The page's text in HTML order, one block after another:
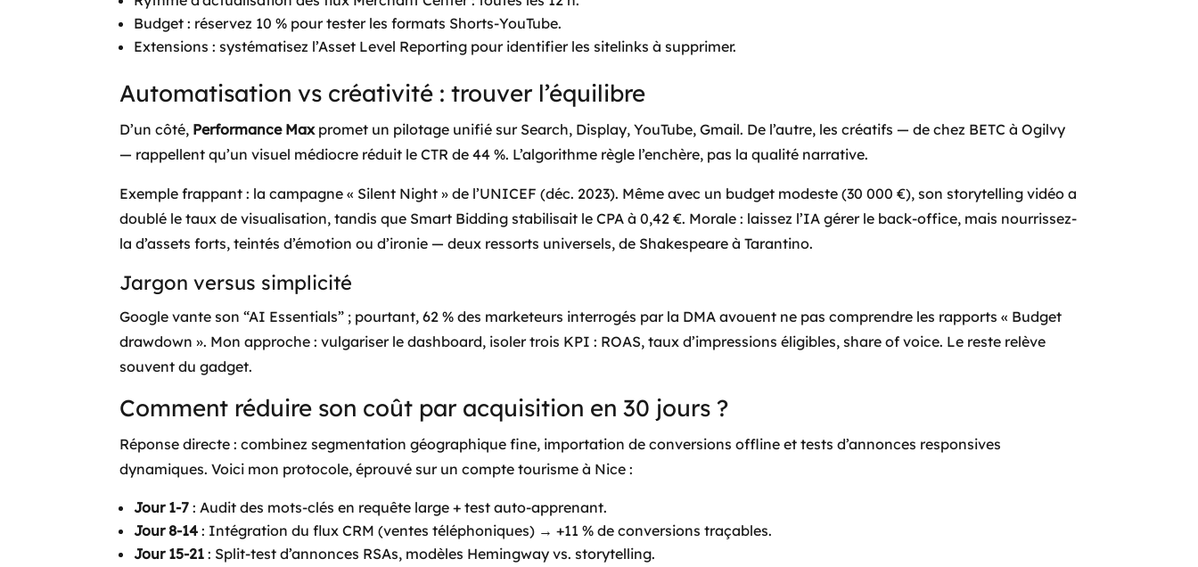
Budget : réservez 10 % pour tester les formats Shorts-YouTube.
Extensions : systématisez l’Asset Level Reporting pour identifier les sitelinks à supprimer.
Automatisation vs créativité : trouver l’équilibre
D’un côté, Performance Maxpromet un pilotage unifié sur Search, Display, YouTube, Gmail. De l’autre, les créatifs — de chez BETC à Ogilvy
— rappellent qu’un visuel médiocre réduit le CTR de 44 %. L’algorithme règle l’enchère, pas la qualité narrative.
Exemple frappant : la campagne « Silent Night » de l’UNICEF (déc. 2023). Même avec un budget modeste (30 000 €), son storytelling vidéo a
doublé le taux de visualisation, tandis que Smart Bidding stabilisait le CPA à 0,42 €. Morale : laissez l’IA gérer le back-office, mais nourrissez-
la d’assets forts, teintés d’émotion ou d’ironie — deux ressorts universels, de Shakespeare à Tarantino.
Jargon versus simplicité
Google vante son “AI Essentials” ; pourtant, 62 % des marketeurs interrogés par la DMA avouent ne pas comprendre les rapports « Budget
drawdown ». Mon approche : vulgariser le dashboard, isoler trois KPI : ROAS, taux d’impressions éligibles, share of voice. Le reste relève
souvent du gadget.
Comment réduire son coût par acquisition en 30 jours ?
Réponse directe : combinez segmentation géographique fine, importation de conversions offline et tests d’annonces responsives
dynamiques. Voici mon protocole, éprouvé sur un compte tourisme à Nice :
Jour 1-7 : Audit des mots-clés en requête large + test auto-apprenant.
Jour 8-14 : Intégration du flux CRM (ventes téléphoniques) → +11 % de conversions traçables.
Jour 15-21 : Split-test d’annonces RSAs, modèles Hemingway vs. storytelling.